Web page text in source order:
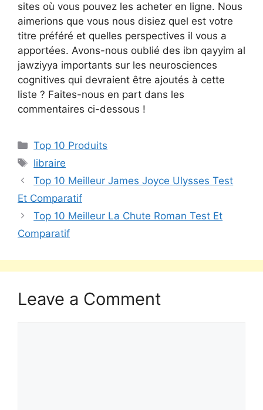
sites où vous pouvez les acheter en ligne. Nous
aimerions que vous nous disiez quel est votre
titre préféré et quelles perspectives il vous a
apportées. Avons-nous oublié des ibn qayyim al
jawziyya importants sur les neurosciences
cognitives qui devraient être ajoutés à cette
liste ? Faites-nous en part dans les
commentaires ci-dessous !
Top 10 Produits
libraire
Top 10 Meilleur James Joyce Ulysses Test
Et Comparatif
Top 10 Meilleur La Chute Roman Test Et
Comparatif
Leave a Comment